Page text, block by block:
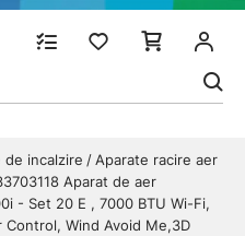
de incalzire
Aparate racire aer
Aparat de aer
- Set 20 E , 7000 BTU Wi-Fi,
Wind Avoid Me,3D